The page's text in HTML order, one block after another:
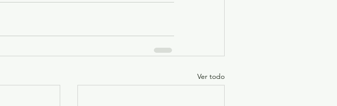
Ver todo